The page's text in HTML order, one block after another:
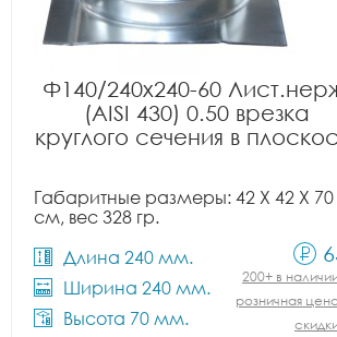
Ф140/240x240-60
(AISI 430) 0.50 врезка
круглого сечения в
Габаритные размеры: 42 X 42 X 70
см, вес 328 гр.
Длина 240 мм.
Ширина 240 мм.
Высота 70 мм.
200+ в
розничная